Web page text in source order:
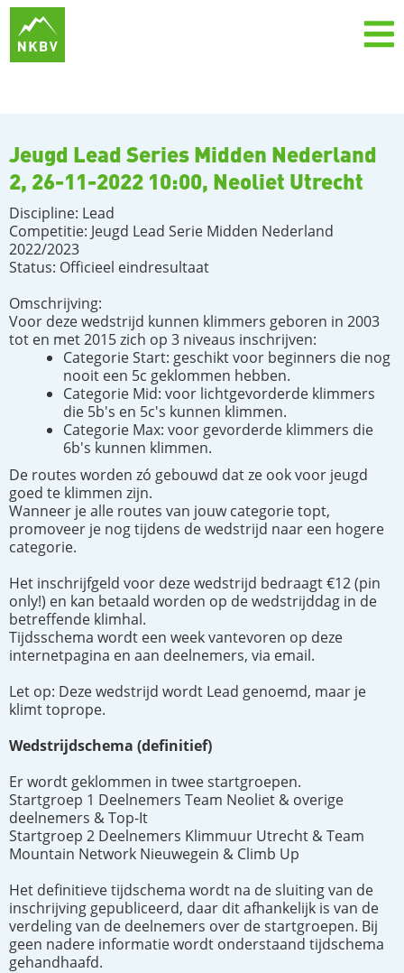
Jeugd Lead Series Midden Nederland
2, 26-11-2022 10:00, Neoliet Utrecht
Discipline: Lead
Competitie: Jeugd Lead Serie Midden Nederland
2022/2023
Status: Officieel eindresultaat
Omschrijving:
Voor deze wedstrijd kunnen klimmers geboren in 2003
tot en met 2015 zich op 3 niveaus inschrijven:
Categorie Start: geschikt voor beginners die nog
nooit een 5c geklommen hebben.
Categorie Mid: voor lichtgevorderde klimmers
die 5b's en 5c's kunnen klimmen.
Categorie Max: voor gevorderde klimmers die
6b's kunnen klimmen.
De routes worden zó gebouwd dat ze ook voor jeugd
goed te klimmen zijn.
Wanneer je alle routes van jouw categorie topt,
promoveer je nog tijdens de wedstrijd naar een hogere
categorie.
Het inschrijfgeld voor deze wedstrijd bedraagt €12 (pin
only!) en kan betaald worden op de wedstrijddag in de
betreffende klimhal.
Tijdsschema wordt een week vantevoren op deze
internetpagina en aan deelnemers, via email.
Let op: Deze wedstrijd wordt Lead genoemd, maar je
klimt toprope.
Wedstrijdschema (definitief)
Er wordt geklommen in twee startgroepen.
Startgroep 1 Deelnemers Team Neoliet & overige
deelnemers & Top-It
Startgroep 2 Deelnemers Klimmuur Utrecht & Team
Mountain Network Nieuwegein & Climb Up
Het definitieve tijdschema wordt na de sluiting van de
inschrijving gepubliceerd, daar dit afhankelijk is van de
verdeling van de deelnemers over de startgroepen. Bij
geen nadere informatie wordt onderstaand tijdschema
gehandhaafd.